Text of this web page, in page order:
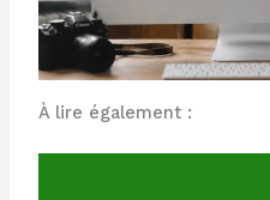
À lire également :